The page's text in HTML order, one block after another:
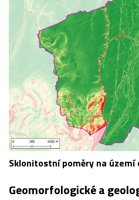
Sklonitostní poměry na území
Geomorfologické a